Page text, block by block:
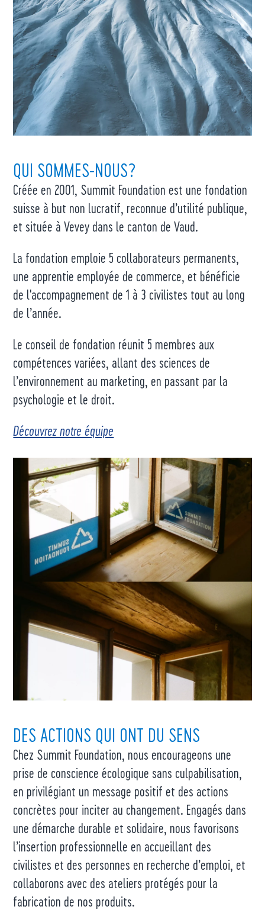
QUI SOMMES-NOUS?
Créée en 2001, Summit Foundation est une fondation
suisse à but non lucratif, reconnue d’utilité publique,
et située à Vevey dans le canton de Vaud.
La fondation emploie 5 collaborateurs permanents,
une apprentie employée de commerce, et bénéficie
de l'accompagnement de 1 à 3 civilistes tout au long
de l’année.
Le conseil de fondation réunit 5 membres aux
compétences variées, allant des sciences de
l’environnement au marketing, en passant par la
psychologie et le droit.
Découvrez notre équipe
DES ACTIONS QUI ONT DU SENS
Chez Summit Foundation, nous encourageons une
prise de conscience écologique sans culpabilisation,
en privilégiant un message positif et des actions
concrètes pour inciter au changement. Engagés dans
une démarche durable et solidaire, nous favorisons
l’insertion professionnelle en accueillant des
civilistes et des personnes en recherche d’emploi, et
collaborons avec des ateliers protégés pour la
fabrication de nos produits.